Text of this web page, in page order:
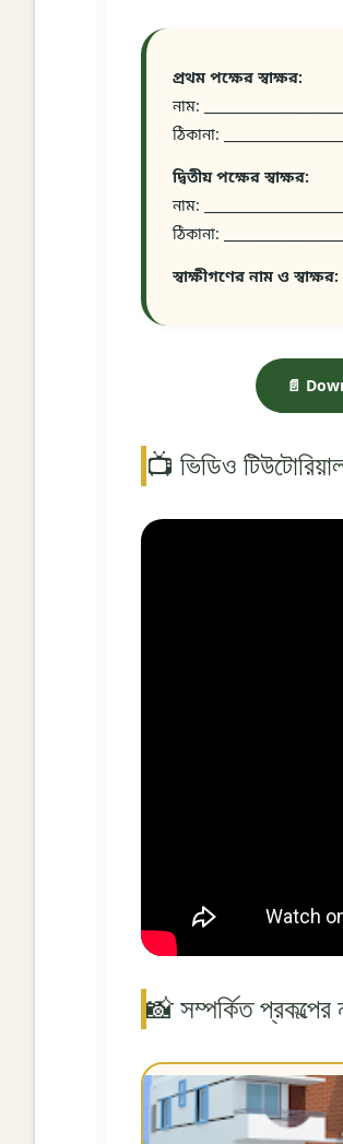
প্রথম পক্ষের স্বাক্ষর:
নাম:
ঠিকানা:
দ্বিতীয় পক্ষের স্বাক্ষর:
নাম:
ঠিকানা:
স্বাক্ষীগণের নাম ও স্বাক্ষর:
📄
📺 ভিডিও
📸 সম্পর্কিত প্রকল্পের